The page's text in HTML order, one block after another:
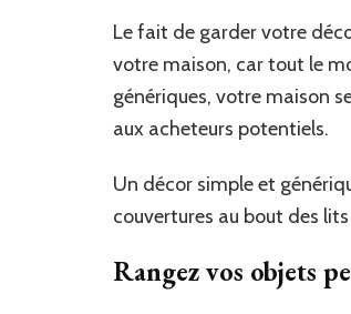
Le fait de garder votre
votre maison, car tout le
génériques, votre maison
aux acheteurs potentiels.
Un décor simple et
couvertures au bout des
Rangez vos objets